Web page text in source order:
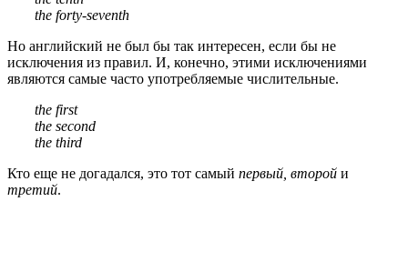
the forty-seventh
Но английский не был бы так интересен, если бы не
исключения из правил. И, конечно, этими исключениями
являются самые часто употребляемые числительные.
the first
the second
the third
Кто еще не догадался, это тот самый первый, второй и
третий.